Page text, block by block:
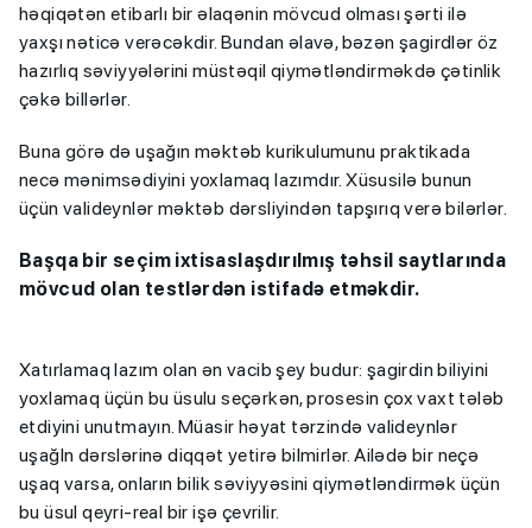
həqiqətən etibarlı bir əlaqənin mövcud olması şərti ilə
yaxşı nəticə verəcəkdir. Bundan əlavə, bəzən şagirdlər öz
hazırlıq səviyyələrini müstəqil qiymətləndirməkdə çətinlik
çəkə billərlər.
Buna görə də uşağın məktəb kurikulumunu praktikada
necə mənimsədiyini yoxlamaq lazımdır. Xüsusilə bunun
üçün valideynlər məktəb dərsliyindən tapşırıq verə bilərlər.
Başqa bir seçim ixtisaslaşdırılmış təhsil saytlarında
mövcud olan testlərdən istifadə etməkdir.
Xatırlamaq lazım olan ən vacib şey budur: şagirdin biliyini
yoxlamaq üçün bu üsulu seçərkən, prosesin çox vaxt tələb
etdiyini unutmayın. Müasir həyat tərzində valideynlər
uşağln dərslərinə diqqət yetirə bilmirlər. Ailədə bir neçə
uşaq varsa, onların bilik səviyyəsini qiymətləndirmək üçün
bu üsul qeyri-real bir işə çevrilir.